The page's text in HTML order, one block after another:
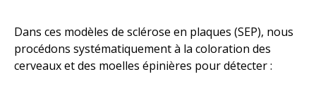
Dans ces modèles de sclérose en plaques (SEP), nous
procédons systématiquement à la coloration des
cerveaux et des moelles épinières pour détecter :